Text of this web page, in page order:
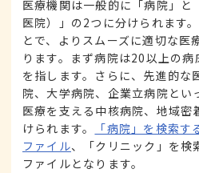
医療機関は一般的に「病院」と
医院）」の2つに分けられます
とで、よりスムーズに適切な医
ります。まず病院は20以上の
を指します。さらに、先進的な
院、大学病院、企業立病院とい
医療を支える中核病院、地域密
けられます。
「病院」を検索す
ファイル、「クリニック」を検
ファイルとなります。